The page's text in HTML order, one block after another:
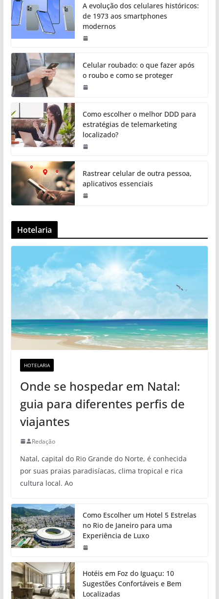
A evolução dos celulares históricos:
de 1973 aos smartphones
modernos
Celular roubado: o que fazer após
o roubo e como se proteger
Como escolher o melhor DDD para
estratégias de telemarketing
localizado?
Rastrear celular de outra pessoa,
aplicativos essenciais
Hotelaria
HOTELARIA
Onde se hospedar em Natal:
guia para diferentes perfis de
viajantes
Redação
Natal, capital do Rio Grande do Norte, é conhecida
por suas praias paradisíacas, clima tropical e rica
cultura local. Ao
Como Escolher um Hotel 5 Estrelas
no Rio de Janeiro para uma
Experiência de Luxo
Hotéis em Foz do Iguaçu: 10
Sugestões Confortáveis e Bem
Localizadas